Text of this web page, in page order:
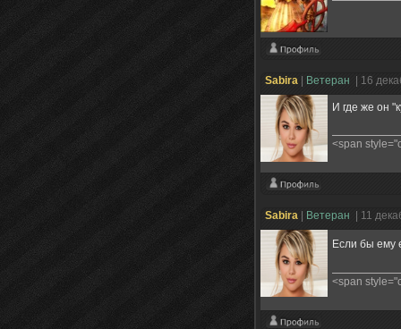
Sabira Ветеран | 16
И где же он
<span
Sabira Ветеран | 11
Если бы ему
<span